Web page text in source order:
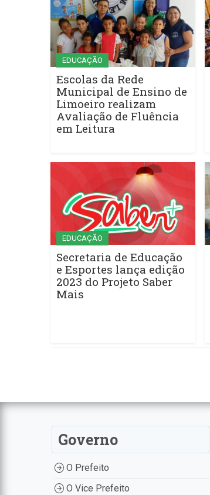
EDUCAÇÃO
Escolas da Rede
Municipal de Ensino de
Limoeiro realizam
Avaliação de Fluência
em Leitura
EDUCAÇÃO
Secretaria de Educação
e Esportes lança edição
2023 do Projeto Saber
Mais
Governo
O Prefeito
O Vice Prefeito